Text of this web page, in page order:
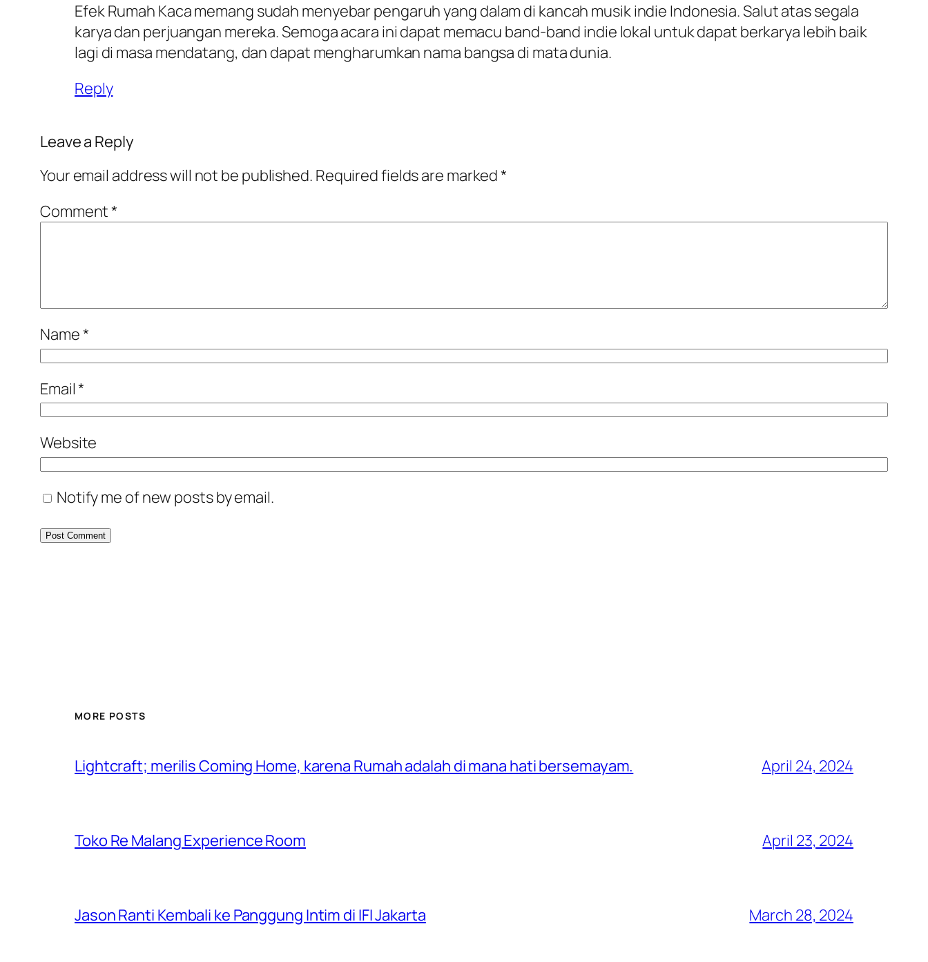
Efek Rumah Kaca memang sudah menyebar pengaruh yang dalam di kancah musik indie Indonesia. Salut atas segala
karya dan perjuangan mereka. Semoga acara ini dapat memacu band-band indie lokal untuk dapat berkarya lebih baik
lagi di masa mendatang, dan dapat mengharumkan nama bangsa di mata dunia.
Reply
Leave a Reply
Your email address will not be published. Required fields are marked*
Comment*
Name*
Email*
Website
Notify me of new posts by email.
MORE POSTS
Lightcraft; merilis Coming Home, karena Rumah adalah di mana hati bersemayam. April 24, 2024
Toko Re Malang Experience Room April 23, 2024
Jason Ranti Kembali ke Panggung Intim di IFI Jakarta March 28, 2024